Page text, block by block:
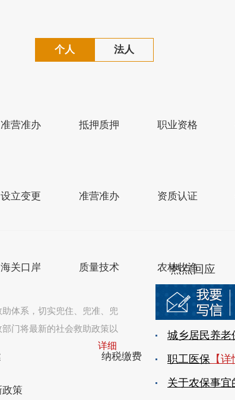
个人 法人
准营准办 抵押质押 职业资格
设立变更 准营准办 资质认证
海关口岸 质量技术
农林牧渔
纳税缴费
体系，切实兜住、兜准、兜
门将最新的社会救助政策以
详细
策
热点回应